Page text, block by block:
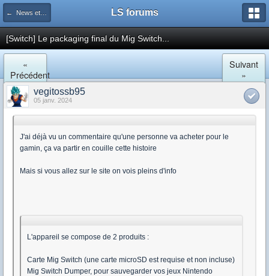
← News et actualités postées sur LS LS forums
[Switch] Le packaging final du Mig Switch...
«
Précédent
Suivant
»
vegitossb95
05 janv. 2024
J'ai déjà vu un commentaire qu'une personne va acheter pour le
gamin, ça va partir en couille cette histoire
Mais si vous allez sur le site on vois pleins d'info
L'appareil se compose de 2 produits :
Carte Mig Switch (une carte microSD est requise et non incluse)
Mig Switch Dumper, pour sauvegarder vos jeux Nintendo